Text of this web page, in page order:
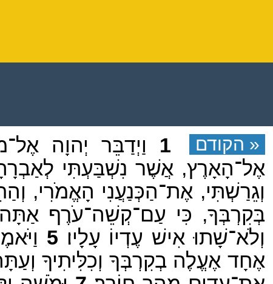
« הקודם 1 וַיְדַבֵּר יְהוָה
אֶל־הָאָרֶץ, אֲשֶׁר נִשְׁבַּעְתִּי
וְגֵרַשְׁתִּי, אֶת־הַכְּנַעֲנִי הָאֱמֹרִי,
בְּקִרְבְּךָ, כִּי עַם־קְשֵׁה־עֹרֶף
וְלֹא־שָׁתוּ אִישׁ עֶדְיוֹ עָלָיו׃ 5
אֶחָד אֶעֱלֶה בְקִרְבְּךָ וְכִלִּיתִיךָ